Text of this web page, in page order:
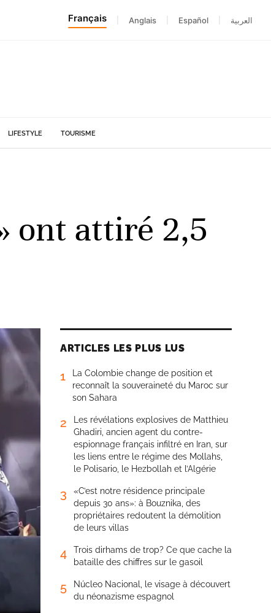
Français Anglais Español العربية
LIFESTYLE TOURISME
ont attiré 2,5
ARTICLES LES PLUS LUS
1
La Colombie change de position et
reconnaît la souveraineté du Maroc sur
son Sahara
2
Les révélations explosives de Matthieu
Ghadiri, ancien agent du contre-
espionnage français infiltré en Iran, sur
les liens entre le régime des Mollahs,
le Polisario, le Hezbollah et l’Algérie
3
«C’est notre résidence principale
depuis 30 ans»: à Bouznika, des
propriétaires redoutent la démolition
de leurs villas
4
Trois dirhams de trop? Ce que cache la
bataille des chiffres sur le gasoil
5
Núcleo Nacional, le visage à découvert
du néonazisme espagnol